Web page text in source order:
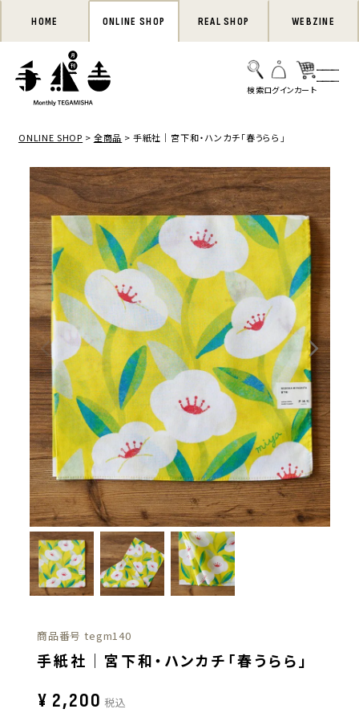
HOME ONLINE SHOP REAL SHOP WEBZINE
ONLINE SHOP 全商品 手紙社｜宮下和・ハンカチ「春うらら」
商品番号 tegm140
手紙社｜宮下和・ハンカチ「春うらら」
¥ 2,200 税込